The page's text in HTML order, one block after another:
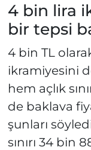
4 bin lira
bir tepsi
4 bin TL
ikramiyesini
hem açlık
de baklava
şunları
sınırı 34 bin